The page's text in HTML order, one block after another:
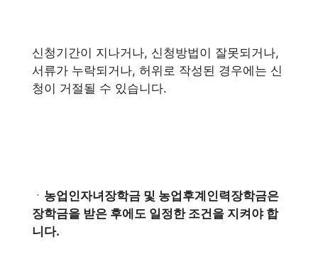
신청기간이 지나거나, 신청방법이 잘못되거나,
서류가 누락되거나, 허위로 작성된 경우에는 신
청이 거절될 수 있습니다.
ㆍ 농업인자녀장학금 및 농업후계인력장학금은
장학금을 받은 후에도 일정한 조건을 지켜야 합
니다.